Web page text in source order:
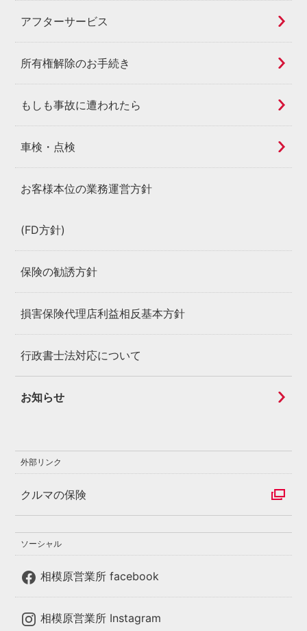
アフターサービス
所有権解除のお手続き
もしも事故に遭われたら
車検・点検
お客様本位の業務運営方針
(FD方針)
保険の勧誘方針
損害保険代理店利益相反基本方針
行政書士法対応について
お知らせ
外部リンク
クルマの保険
ソーシャル
相模原営業所 facebook
相模原営業所 Instagram